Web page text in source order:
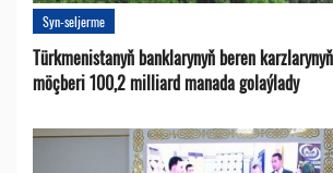
Syn-seljerme
Türkmenistanyň banklarynyň beren
möçberi 100,2 milliard manada golaýlady